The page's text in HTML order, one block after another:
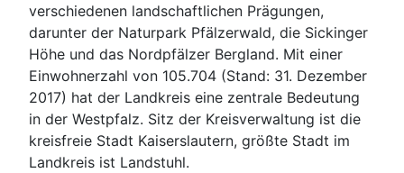
verschiedenen landschaftlichen Prägungen,
darunter der Naturpark Pfälzerwald, die Sickinger
Höhe und das Nordpfälzer Bergland. Mit einer
Einwohnerzahl von 105.704 (Stand: 31. Dezember
2017) hat der Landkreis eine zentrale Bedeutung
in der Westpfalz. Sitz der Kreisverwaltung ist die
kreisfreie Stadt Kaiserslautern, größte Stadt im
Landkreis ist Landstuhl.